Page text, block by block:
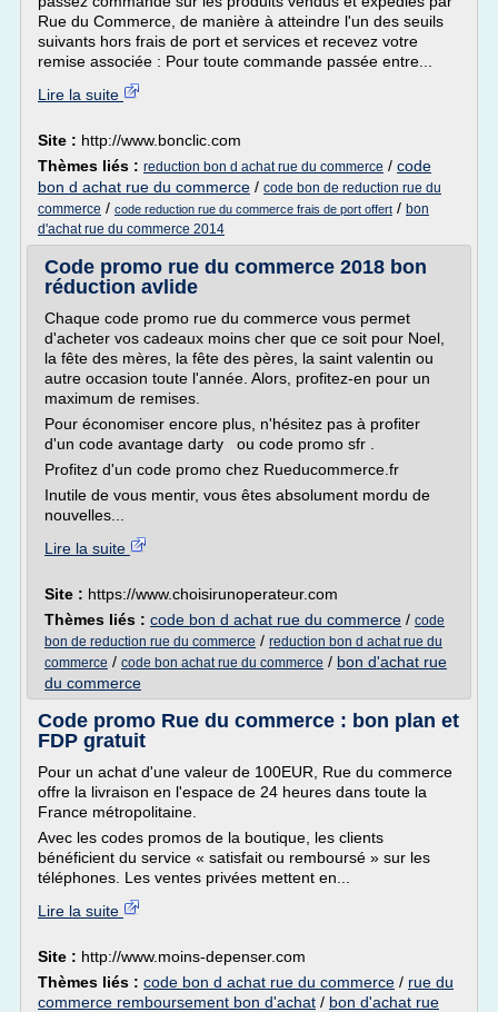
Rue du Commerce, de manière à atteindre l'un des seuils
suivants hors frais de port et services et recevez votre
remise associée : Pour toute commande passée entre...
Lire la suite
Site : http://www.bonclic.com
Thèmes liés : reduction bon d achat rue du commerce / code
bon d achat rue du commerce / code bon de reduction rue du
commerce / code reduction rue du commerce frais de port offert / bon
d'achat rue du commerce 2014
Code promo rue du commerce 2018 bon
réduction avlide
Chaque code promo rue du commerce vous permet
d'acheter vos cadeaux moins cher que ce soit pour Noel,
la fête des mères, la fête des pères, la saint valentin ou
autre occasion toute l'année. Alors, profitez-en pour un
maximum de remises.
Pour économiser encore plus, n'hésitez pas à profiter
d'un code avantage darty ou code promo sfr .
Profitez d'un code promo chez Rueducommerce.fr
Inutile de vous mentir, vous êtes absolument mordu de
nouvelles...
Lire la suite
Site : https://www.choisirunoperateur.com
Thèmes liés : code bon d achat rue du commerce / code
bon de reduction rue du commerce / reduction bon d achat rue du
commerce / code bon achat rue du commerce / bon d'achat rue
du commerce
Code promo Rue du commerce : bon plan et
FDP gratuit
Pour un achat d'une valeur de 100EUR, Rue du commerce
offre la livraison en l'espace de 24 heures dans toute la
France métropolitaine.
Avec les codes promos de la boutique, les clients
bénéficient du service « satisfait ou remboursé » sur les
téléphones. Les ventes privées mettent en...
Lire la suite
Site : http://www.moins-depenser.com
Thèmes liés : code bon d achat rue du commerce / rue du
commerce remboursement bon d'achat / bon d'achat rue